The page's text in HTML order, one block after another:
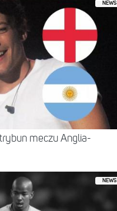
NEWS
meczu Anglia-
NEWS